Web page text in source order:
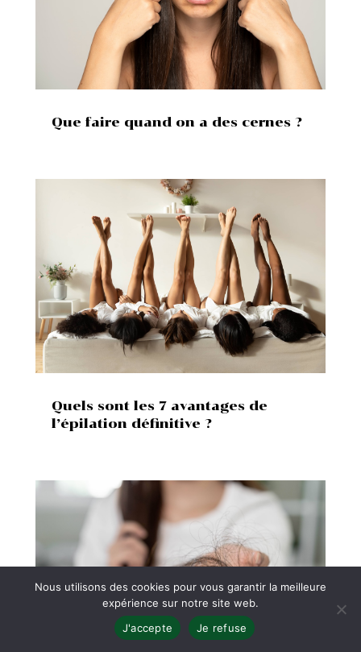
Que faire quand on a des cernes ?
Quels sont les 7 avantages de
l’épilation définitive ?
Nous utilisons des cookies pour vous garantir la meilleure
expérience sur notre site web.
J'accepte
Je refuse